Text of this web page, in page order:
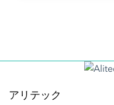
アリテック